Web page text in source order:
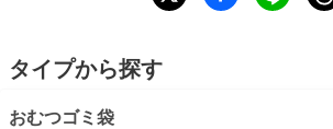
タイプから探す
おむつゴミ袋